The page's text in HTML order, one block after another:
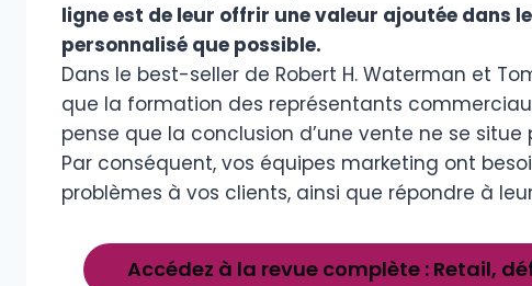
ligne est de leur offrir une valeur ajoutée dans
personnalisé que possible.
Dans le best-seller de Robert H. Waterman et
que la formation des représentants
pense que la conclusion d’une vente ne se
Par conséquent, vos équipes marketing ont
problèmes à vos clients, ainsi que répondre à
Accédez à la revue complète : Retail,